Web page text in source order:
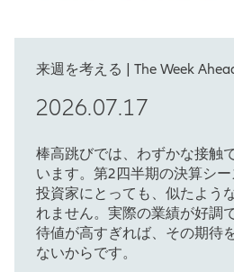
来週を考える | The Week
2026.07.17
棒高跳びでは、わずかな接触
います。第2四半期の決算シ
投資家にとっても、似たよう
れません。実際の業績が好調
待値が高すぎれば、その期待
ないからです。